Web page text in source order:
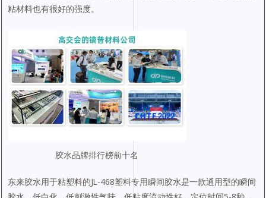
粘材料也有很好的强度。
胶水品牌排行榜前十名
东来胶水用于粘塑料的JL-468塑料专用瞬间胶水是一款通用型的瞬间